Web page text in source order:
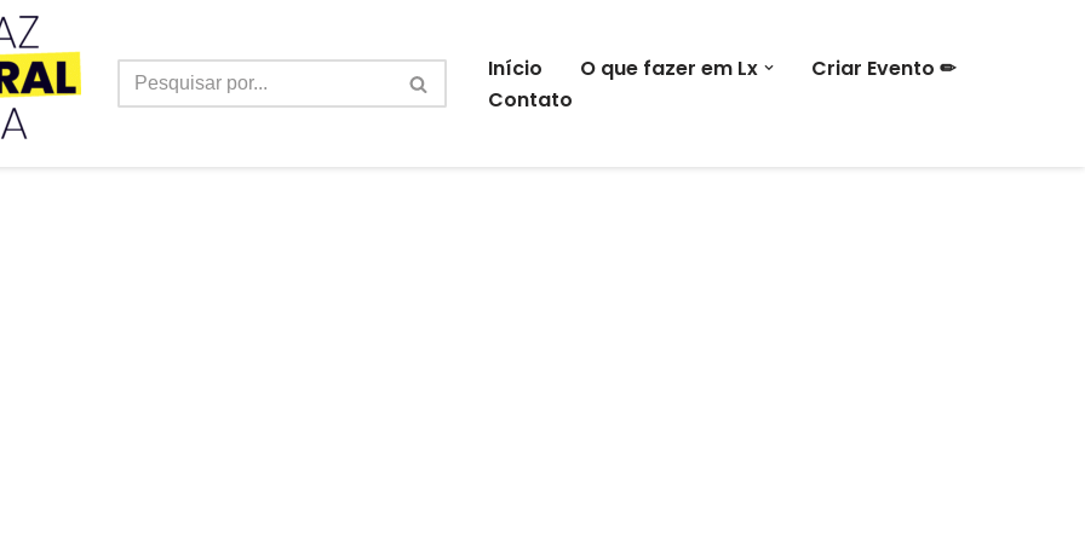
Início O que fazer em Lx
Criar Evento ✏
Contato